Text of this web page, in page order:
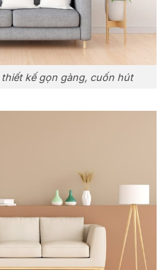
kế gọn gàng, cuốn hút